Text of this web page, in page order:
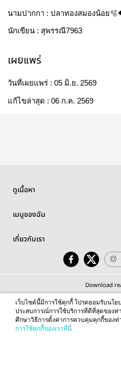
นามปากกา : ปลาทองสมองน้อย
นักเขียน : สุพรรณี7963
เผยแพร่
วันที่เผยแพร่ : 05 มิ.ย. 2569
แก้ไขล่าสุด : 06 ก.ค. 2569
ดูเนื้อหา
เมนูของฉัน
เกี่ยวกับเรา
Download
© 2026 readAwrite.com by MEB
This site is protected by reCAPTCHA and the Google
เว็บไซต์นี้มีการใช้คุกกี้ โปรดยอมรับนโย
ประสบการณ์การใช้บริการที่ดีที่สุดของท่
ศึกษาวิธีการตั้งค่าการควบคุมคุกกี้ของท่
การใช้คุกกี้ของเราที่นี่